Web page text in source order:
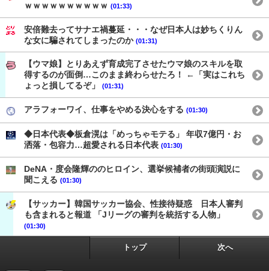
ｗｗｗｗｗｗｗｗｗｗ (01:33)
安倍難去ってサナエ禍蔓延・・・なぜ日本人は妙ちくりん
な女に騙されてしまったのか (01:31)
【ウマ娘】とりあえず育成完了させたウマ娘のスキルを取
得するのが面倒…このまま終わらせたろ！ ←「実はこれち
ょっと損してるぞ」
(01:31)
アラフォーワイ、仕事をやめる決心をする (01:30)
◆日本代表◆板倉滉は「めっちゃモテる」 年収7億円・お
洒落・包容力…超愛される日本代表 (01:30)
DeNA・度会隆輝ののヒロイン、選挙候補者の街頭演説に
聞こえる (01:30)
【サッカー】韓国サッカー協会、性接待疑惑 日本人審判
も含まれると報道 「Jリーグの審判を統括する人物」
(01:30)
トップ 次へ